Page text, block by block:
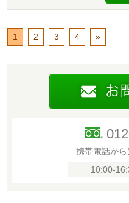
1 2 3 4 »
携帯電話から
10:00-